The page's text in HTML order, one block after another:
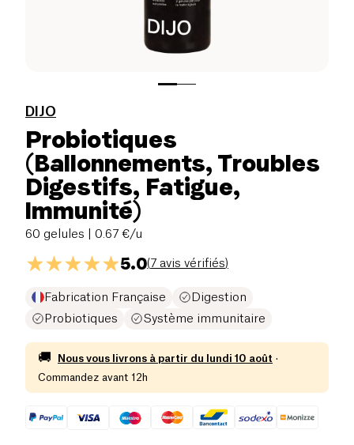
DIJO
Probiotiques
(Ballonnements, Troubles
Digestifs, Fatigue,
Immunité)
60 gelules | 0.67 €/u
5.0(7 avis vérifiés)
Fabrication Française
Digestion
Probiotiques
Système immunitaire
🚚 Nous vous livrons à partir du lundi 10 août ·
Commandez avant 12h